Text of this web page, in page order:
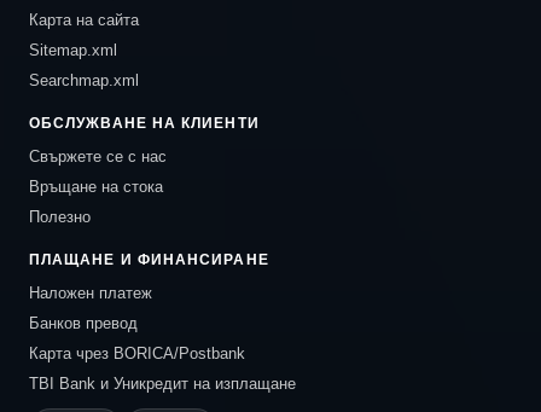
Карта на сайта
Sitemap.xml
Searchmap.xml
ОБСЛУЖВАНЕ НА КЛИЕНТИ
Свържете се с нас
Връщане на стока
Полезно
ПЛАЩАНЕ И ФИНАНСИРАНЕ
Наложен платеж
Банков превод
Карта чрез BORICA/Postbank
TBI Bank и Уникредит на изплащане